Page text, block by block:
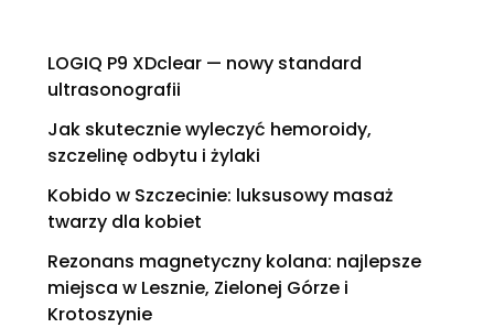
LOGIQ P9 XDclear — nowy standard
ultrasonografii
Jak skutecznie wyleczyć hemoroidy,
szczelinę odbytu i żylaki
Kobido w Szczecinie: luksusowy masaż
twarzy dla kobiet
Rezonans magnetyczny kolana: najlepsze
miejsca w Lesznie, Zielonej Górze i
Krotoszynie